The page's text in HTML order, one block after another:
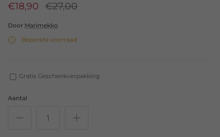
€18,90 €27,00
Door Marimekko
Beperkte voorraad
Gratis Geschenkverpakking
Aantal